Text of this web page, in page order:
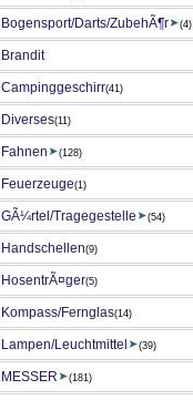
Bogensport/Darts/ZubehÃ¶r (4)
Brandit
Campinggeschirr(41)
Diverses(11)
Fahnen (128)
Feuerzeuge(1)
GÃ¼rtel/Tragegestelle (54)
Handschellen(9)
HosentrÃ¤ger(5)
Kompass/Fernglas(14)
Lampen/Leuchtmittel (39)
MESSER (181)